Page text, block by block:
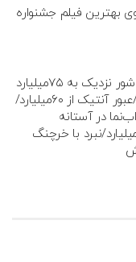
بهترین فیلم جشنواره
جیمز باند ۱۱۴میلیارد/زنده شور نزدیک به ۷۵میلیارد
و استخر در مرز ۷۰میلیارد/عبور آنتیک از ۶۰میلیارد/
خواب‌نما در آستانه
لباس شخصی ۳میلیارد/نبرد با خرچنگ